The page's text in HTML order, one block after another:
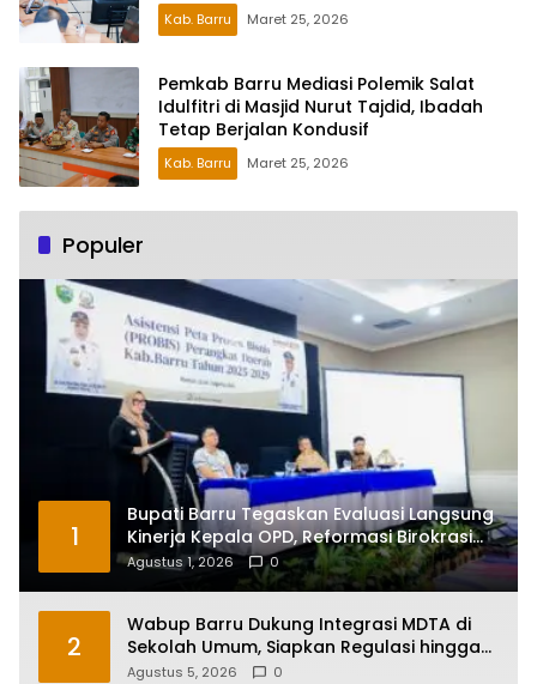
Kab. Barru Maret 25, 2026
Pemkab Barru Mediasi Polemik Salat
Idulfitri di Masjid Nurut Tajdid, Ibadah
Tetap Berjalan Kondusif
Kab. Barru Maret 25, 2026
Populer
1
Bupati Barru Tegaskan Evaluasi Langsung
Kinerja Kepala OPD, Reformasi Birokrasi
Jadi Prioritas
Agustus 1, 2026 0
2
Wabup Barru Dukung Integrasi MDTA di
Sekolah Umum, Siapkan Regulasi hingga
Tim Khusus
Agustus 5, 2026 0